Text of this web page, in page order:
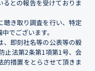
との報告を受けておりま
聴き取り調査を行い、特定
でございます。
、即刻社名等の公表等の毅
止法第2条第1項第1号、会
的措置をとらさせて頂きま